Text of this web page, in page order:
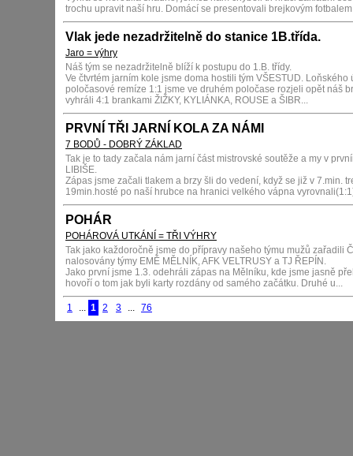
trochu upravit naší hru. Domácí se presentovali brejkovým
Vlak jede nezadržitelně do stanice 1B.třída.
Jaro = výhry
Náš tým se nezadržitelně blíží k postupu do 1.B. třídy.
Ve čtvrtém jarním kole jsme doma hostili tým VŠESTUD. Loňského
poločasové remíze 1:1 jsme ve druhém poločase rozjeli opět náš
vyhráli 4:1 brankami ŽIŽKY, KYLIÁNKA, ROUSE a ŠIBR...
PRVNÍ TŘI JARNÍ KOLA ZA NÁMI
7 BODŮ - DOBRÝ ZÁKLAD
Tak je to tady začala nám jarní část mistrovské soutěže a my v
LIBIŠE.
Zápas jsme začali tlakem a brzy šli do vedení, když se již v 7.min.
19min.hosté po naší hrubce na hranici velkého vápna
POHÁR
POHÁROVÁ UTKÁNÍ = TŘI VÝHRY
Tak jako každoročně jsme do přípravy našeho týmu mužů zařadili
nalosovány týmy EMĚ MĚLNÍK, AFK VELTRUSY a TJ ŘEPÍN.
Jako první jsme 1.3. odehráli zápas na Mělníku, kde jsme jasně
hovoří o tom jak byli karty rozdány od samého začátku. Druhé u...
1 1 2 3 76